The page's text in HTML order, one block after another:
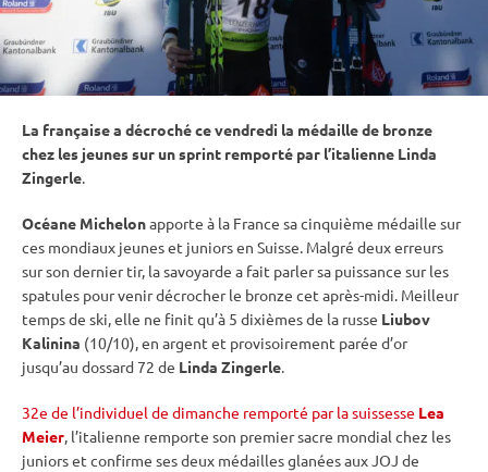
La française a décroché ce vendredi la médaille de bronze
chez les jeunes sur unsprint remporté par l’italienne Linda
Zingerle.
Océane Michelonapporte à la France sa cinquième médaille sur
ces mondiaux jeunes et juniors en Suisse. Malgré deux erreurs
sur son dernier tir, la savoyarde a fait parler sa puissance sur les
spatules pour venir décrocher le bronze cet après-midi. Meilleur
temps de ski, elle ne finit qu’à 5 dixièmes de la russe Liubov
Kalinina (10/10), en argent et provisoirement parée d’or
jusqu’au dossard 72 de Linda Zingerle.
32e de l’individuel de dimanche remporté par la suissesse Lea
Meier, l’italienne remporte son premier sacre mondial chez les
juniors et confirme ses deux médailles glanées aux JOJ de